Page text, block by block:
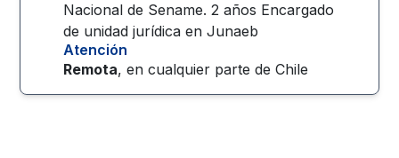
Nacional de Sename. 2 años Encargado
de unidad jurídica en Junaeb
Atención
Remota, en cualquier parte deChile